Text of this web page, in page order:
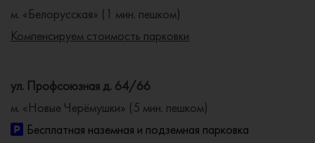
м. «Белорусская» (1 мин. пешком)
Компенсируем стоимость парковки
ул. Профсоюзная д. 64/66
м. «Новые Черёмушки» (5 мин. пешком)
Бесплатная наземная и подземная парковка